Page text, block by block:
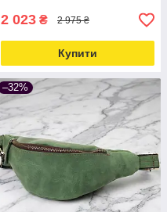
2 023 ₴ 2 975 ₴
Купити
–32%